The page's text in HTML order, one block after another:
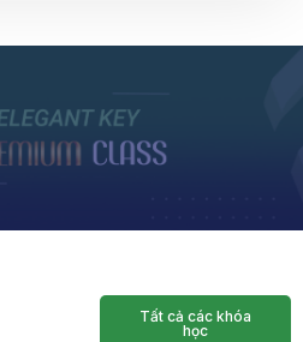
Tất cả các khóa
học